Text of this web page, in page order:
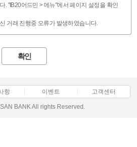
. "IB20어드민 > 메뉴"에서 페이지 설정을 확인
거래 진행중 오류가 발생하였습니다.
확인
항 이벤트 고객센터
BANK All rights Reserved.